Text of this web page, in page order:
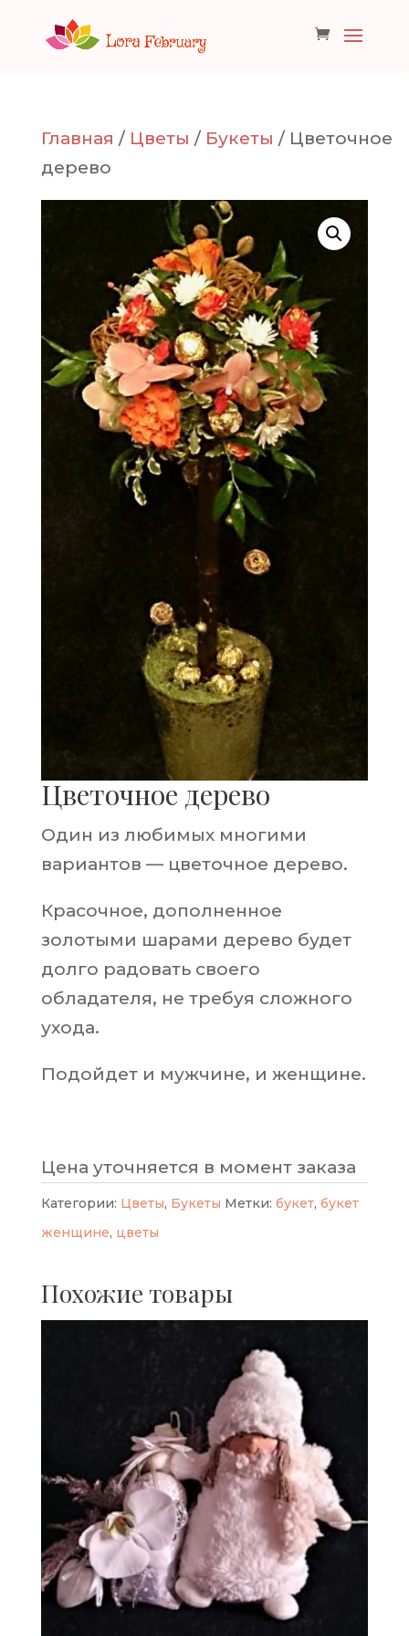
Главная / Цветы / Букеты / Цветочное
дерево
Цветочное дерево
Один из любимых многими
вариантов — цветочное дерево.
Красочное, дополненное
золотыми шарами дерево будет
долго радовать своего
обладателя, не требуя сложного
ухода.
Подойдет и мужчине, и женщине.
Цена уточняется в момент заказа
Категории: Цветы, Букеты Метки: букет, букет
женщине, цветы
Похожие товары